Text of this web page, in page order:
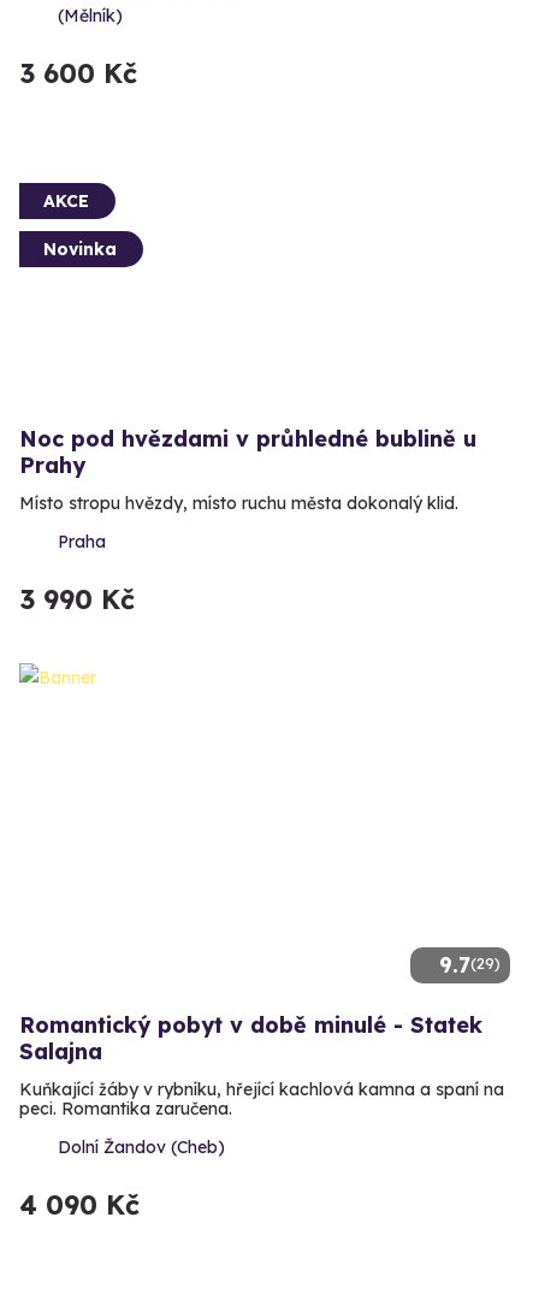
(Mělník)
3 600 Kč
AKCE
Novinka
Noc pod hvězdami v průhledné bublině u
Prahy
Místo stropu hvězdy, místo ruchu města dokonalý klid.
Praha
3 990 Kč
9.7(29)
Romantický pobyt v době minulé - Statek
Salajna
Kuňkající žáby v rybníku, hřející kachlová kamna a spaní na
peci. Romantika zaručena.
Dolní Žandov (Cheb)
4 090 Kč